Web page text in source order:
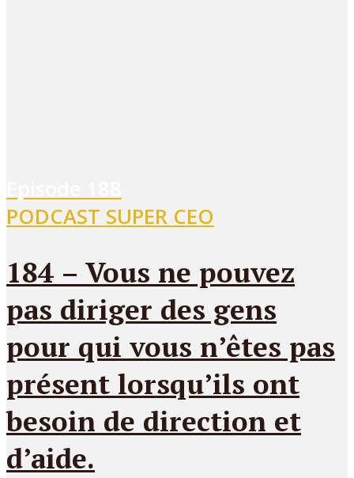
PODCAST SUPER CEO
184 – Vous ne pouvez
pas diriger des gens
pour qui vous n’êtes pas
présent lorsqu’ils ont
besoin de direction et
d’aide.